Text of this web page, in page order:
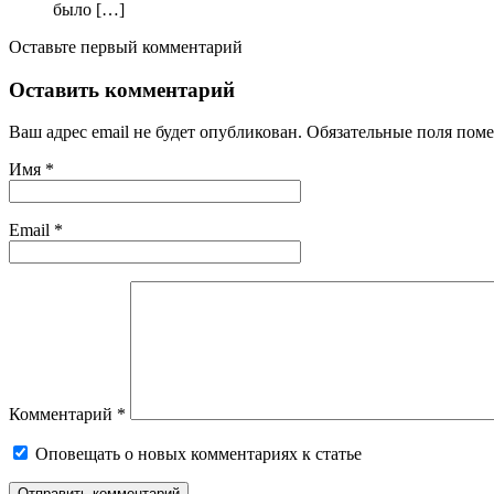
было […]
Оставьте первый комментарий
Оставить комментарий
Ваш адрес email не будет опубликован. Обязательные поля
Имя *
Email *
Комментарий *
Оповещать о новых комментариях к статье